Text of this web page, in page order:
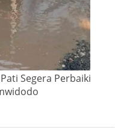
Segera Perbaiki